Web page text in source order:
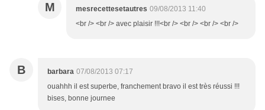
M mesrecettesetautres 09/08/2013 11:40
<br /> <br /> avec plaisir !!!<br /> <br /> <br /> <br />
B barbara 07/08/2013 07:17
ouahhh il est superbe, franchement bravo il est très réussi !!!
bises, bonne journee